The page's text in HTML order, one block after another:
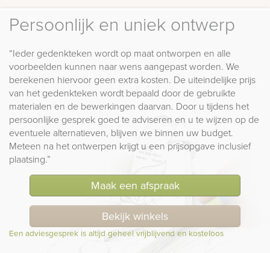
Persoonlijk en uniek ontwerp
“Ieder gedenkteken wordt op maat ontworpen en alle
voorbeelden kunnen naar wens aangepast worden. We
berekenen hiervoor geen extra kosten. De uiteindelijke prijs
van het gedenkteken wordt bepaald door de gebruikte
materialen en de bewerkingen daarvan. Door u tijdens het
persoonlijke gesprek goed te adviseren en u te wijzen op de
eventuele alternatieven, blijven we binnen uw budget.
Meteen na het ontwerpen krijgt u een prijsopgave inclusief
plaatsing.”
Maak een afspraak
Bekijk winkels
Een adviesgesprek is altijd geheel vrijblijvend en kosteloos